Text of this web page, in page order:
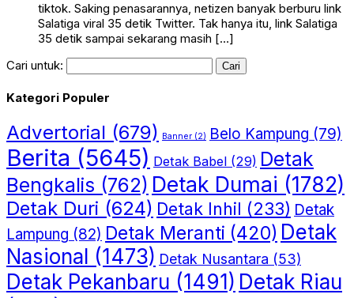
tiktok. Saking penasarannya, netizen banyak berburu link
Salatiga viral 35 detik Twitter. Tak hanya itu, link Salatiga
35 detik sampai sekarang masih […]
Cari untuk:
Kategori Populer
Advertorial (679) Banner (2) Belo Kampung (79)
Berita (5645) Detak Babel (29) Detak
Bengkalis (762) Detak Dumai (1782)
Detak Duri (624) Detak Inhil (233) Detak
Lampung (82) Detak Meranti (420) Detak
Nasional (1473) Detak Nusantara (53)
Detak Pekanbaru (1491) Detak Riau